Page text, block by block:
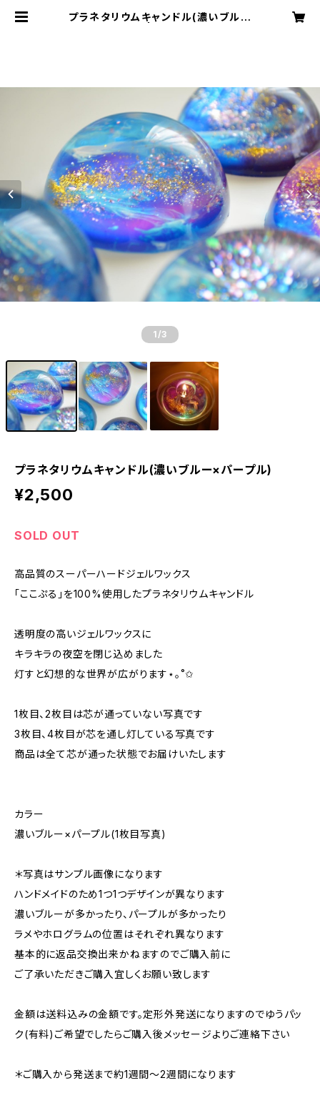
プラネタリウムキャンドル(濃いブルー
1 /3
プラネタリウムキャンドル(濃いブルー×パープル)
¥2,500
SOLD OUT
高品質のスーパーハードジェルワックス
「ここぷる」を100%使用したプラネタリウムキャンドル
透明度の高いジェルワックスに
キラキラの夜空を閉じ込めました
灯すと幻想的な世界が広がります⋆｡˚✩
1枚目、2枚目は芯が通っていない写真です
3枚目、4枚目が芯を通し灯している写真です
商品は全て芯が通った状態でお届けいたします
カラー
濃いブルー×パープル(1枚目写真)
＊写真はサンプル画像になります
ハンドメイドのため1つ1つデザインが異なります
濃いブルーが多かったり、パープルが多かったり
ラメやホログラムの位置はそれぞれ異なります
基本的に返品交換出来かねますのでご購入前に
ご了承いただきご購入宜しくお願い致します
金額は送料込みの金額です。定形外発送になりますのでゆうパッ
ク(有料)ご希望でしたらご購入後メッセージよりご連絡下さい
＊ご購入から発送まで約1週間〜2週間になります